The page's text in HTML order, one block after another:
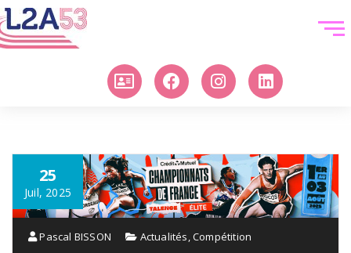
25
Juil, 2025
Pascal BISSON Actualités,Compétition